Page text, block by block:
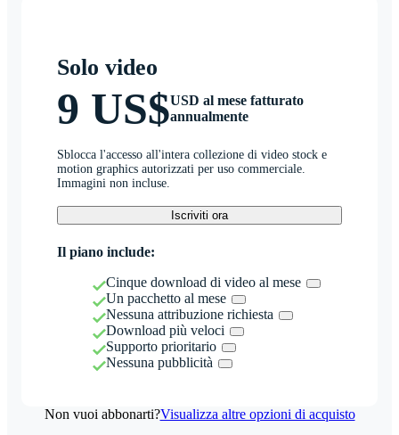
Solo video
9 US$USD al mese fatturato
annualmente
Sblocca l'accesso all'intera collezione di video stock e
motion graphics autorizzati per uso commerciale.
Immagini non incluse.
Iscriviti ora
Il piano include:
Cinque download di video al mese
Un pacchetto al mese
Nessuna attribuzione richiesta
Download più veloci
Supporto prioritario
Nessuna pubblicità
Non vuoi abbonarti?Visualizza altre opzioni di acquisto